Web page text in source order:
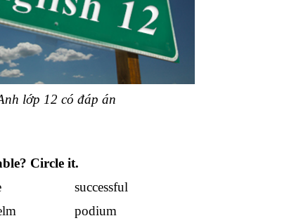
lớp 12 có đáp án
Circle it.
successful
podium